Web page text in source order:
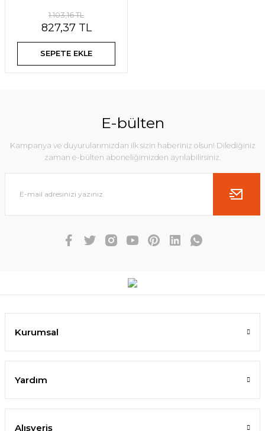
1.103,16 TL
827,37 TL
SEPETE EKLE
E-bülten
Kampanya ve duyurularımızdan ilk sizin haberiniz olsun! Dilediğiniz
zaman e-bülten aboneliğimizden ayrılabilirsiniz.
Kurumsal
Yardım
Alışveriş